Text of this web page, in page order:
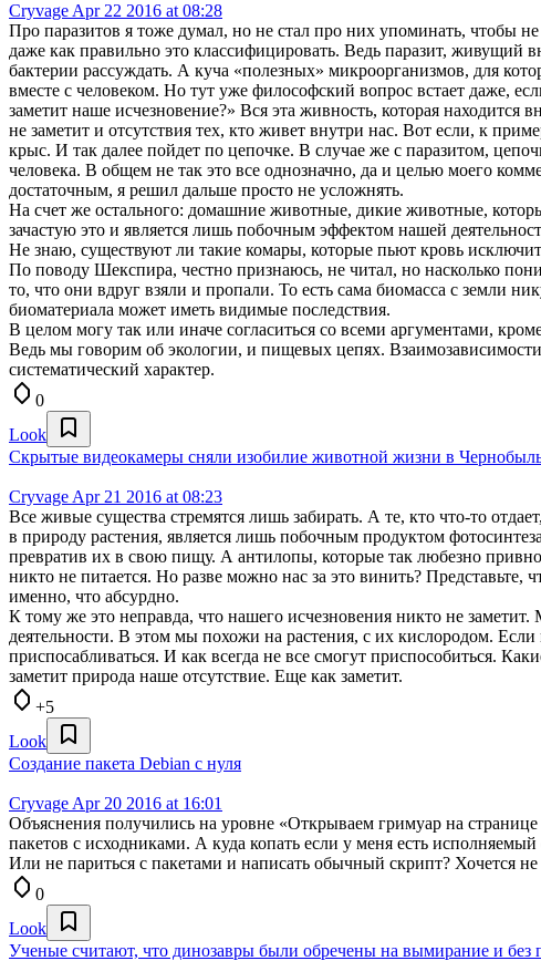
Cryvage Apr 22 2016 at 08:28
Про паразитов я тоже думал, но не стал про них упоминать, чтобы
даже как правильно это классифицировать. Ведь паразит, живущий
бактерии рассуждать. А куча «полезных» микроорганизмов, для
вместе с человеком. Но тут уже философский вопрос встает даже,
заметит наше исчезновение?» Вся эта живность, которая находится
не заметит и отсутствия тех, кто живет внутри нас. Вот если, к
крыс. И так далее пойдет по цепочке. В случае же с паразитом,
человека. В общем не так это все однозначно, да и целью моего
достаточным, я решил дальше просто не усложнять.
На счет же остального: домашние животные, дикие животные,
зачастую это и является лишь побочным эффектом нашей
Не знаю, существуют ли такие комары, которые пьют кровь
По поводу Шекспира, честно признаюсь, не читал, но насколько
то, что они вдруг взяли и пропали. То есть сама биомасса с земли
биоматериала может иметь видимые последствия.
В целом могу так или иначе согласиться со всеми аргументами,
Ведь мы говорим об экологии, и пищевых цепях.
систематический характер.
0
Look
Скрытые видеокамеры сняли изобилие животной жизни в
Cryvage Apr 21 2016 at 08:23
Все живые существа стремятся лишь забирать. А те, кто что-то
в природу растения, является лишь побочным продуктом
превратив их в свою пищу. А антилопы, которые так любезно
никто не питается. Но разве можно нас за это винить?
именно, что абсурдно.
К тому же это неправда, что нашего исчезновения никто не
деятельности. В этом мы похожи на растения, с их кислородом.
приспосабливаться. И как всегда не все смогут приспособиться.
заметит природа наше отсутствие. Еще как заметит.
+5
Look
Создание пакета Debian с нуля
Cryvage Apr 20 2016 at 16:01
Объяснения получились на уровне «Открываем гримуар на
пакетов с исходниками. А куда копать если у меня есть
Или не париться с пакетами и написать обычный скрипт? Хочется
0
Look
Ученые считают, что динозавры были обречены на вымирание и без